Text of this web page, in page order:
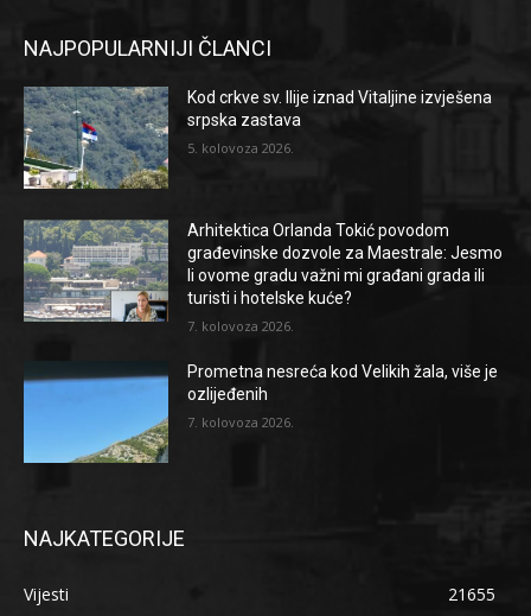
NAJPOPULARNIJI ČLANCI
Kod crkve sv. Ilije iznad Vitaljine izvješena
srpska zastava
5. kolovoza 2026.
Arhitektica Orlanda Tokić povodom
građevinske dozvole za Maestrale: Jesmo
li ovome gradu važni mi građani grada ili
turisti i hotelske kuće?
7. kolovoza 2026.
Prometna nesreća kod Velikih žala, više je
ozlijeđenih
7. kolovoza 2026.
NAJKATEGORIJE
Vijesti
21655